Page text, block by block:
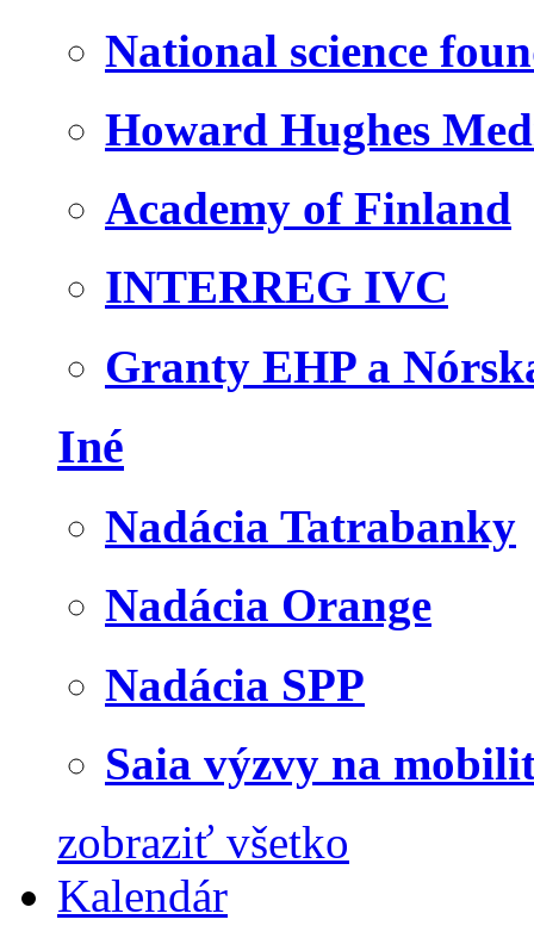
National science
Howard Hughes
Academy of Finland
INTERREG IVC
Granty EHP a
Iné
Nadácia Tatrabanky
Nadácia Orange
Nadácia SPP
Saia výzvy na
zobraziť všetko
Kalendár